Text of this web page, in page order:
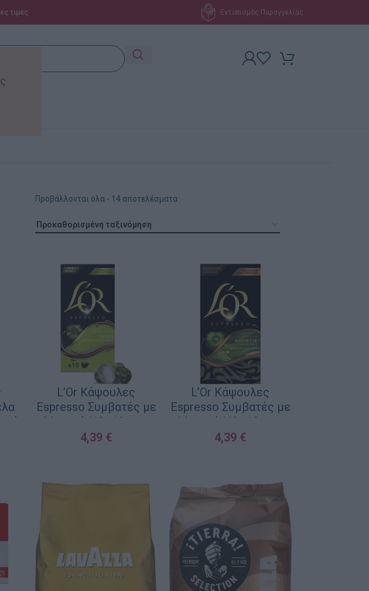
τιμές Εντοπισμός Παραγγελίας
Προβάλλονται όλα - 14 αποτελέσματα
L’Or Κάψουλες
Espresso Συμβατές με
Μηχανή L’Or 10caps
4,39 €
L’Or Κάψουλες
Espresso Συμβατές με
Μηχανή L’Or 10caps
4,39 €